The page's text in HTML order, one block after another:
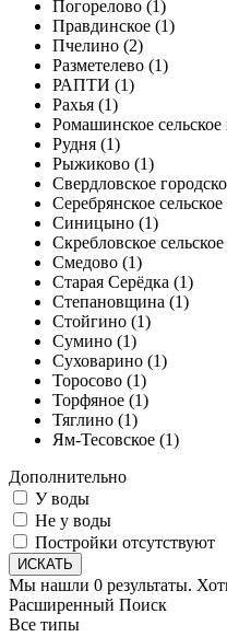
Погорелово (1)
Правдинское (1)
Пчелино (2)
Разметелево (1)
РАПТИ (1)
Рахья (1)
Ромашинское сельское
Рудня (1)
Рыжиково (1)
Свердловское
Серебрянское
Синицыно (1)
Скребловское
Смедово (1)
Старая Серёдка (1)
Степановщина (1)
Стойгино (1)
Сумино (1)
Суховарино (1)
Торосово (1)
Торфяное (1)
Тяглино (1)
Ям-Тесовское (1)
Дополнительно
У воды
Не у воды
Постройки отсутствуют
Мы нашли 0 результаты.
Расширенный Поиск
Все типы